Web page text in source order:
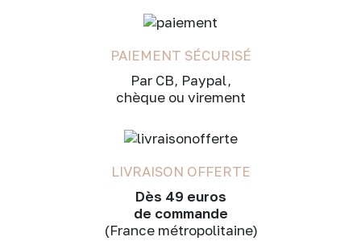
PAIEMENT SÉCURISÉ
Par CB, Paypal,
chèque ou virement
LIVRAISON OFFERTE
Dès 49 euros
de commande
(France métropolitaine)